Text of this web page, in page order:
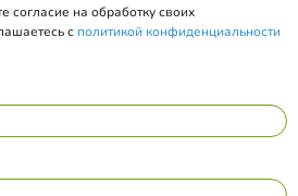
согласие на обработку своих
с политикой конфиденциальности